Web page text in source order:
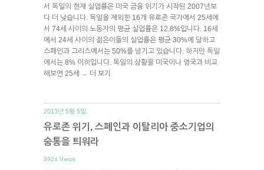
서 독일의 현재 실업률은 미국 금융 위기가 시작된 2007년보
다 더 낮습니다. 독일을 제외한 16개 유로존 국가에서 25세에
서 74세 사이의 노동자의 평균 실업률은 12.8%입니다. 16세
에서 24세 사이의 젊은이들의 실업률은 평균 30%에 달하고
스페인과 그리스에서는 50%를 넘기고 있습니다. 하지만 독일
에서는 8% 이하입니다. 독일의 상황을 미국이나 영국과 비교
해보면 25세
→ 더 보기
2013년 5월 5일.
유로존 위기, 스페인과 이탈리아 중소기업의
숨통을 틔워라
3924 Views